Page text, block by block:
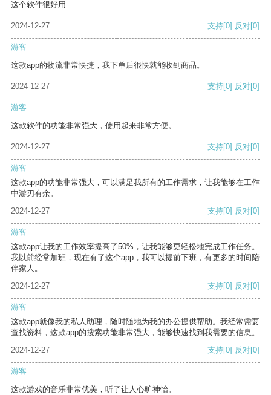
这个软件很好用
2024-12-27 支持[0] 反对[0]
游客
这款app的物流非常快捷，我下单后很快就能收到商品。
2024-12-27 支持[0] 反对[0]
游客
这款软件的功能非常强大，使用起来非常方便。
2024-12-27 支持[0] 反对[0]
游客
这款app的功能非常强大，可以满足我所有的工作需求，让我能够在工作
中游刃有余。
2024-12-27
支持[0] 反对[0]
游客
这款app让我的工作效率提高了50%，让我能够更轻松地完成工作任务。
我以前经常加班，现在有了这个app，我可以提前下班，有更多的时间陪
伴家人。
2024-12-27
支持[0] 反对[0]
游客
这款app就像我的私人助理，随时随地为我的办公提供帮助。我经常需要
查找资料，这款app的搜索功能非常强大，能够快速找到我需要的信息。
2024-12-27
支持[0] 反对[0]
游客
这款游戏的音乐非常优美，听了让人心旷神怡。